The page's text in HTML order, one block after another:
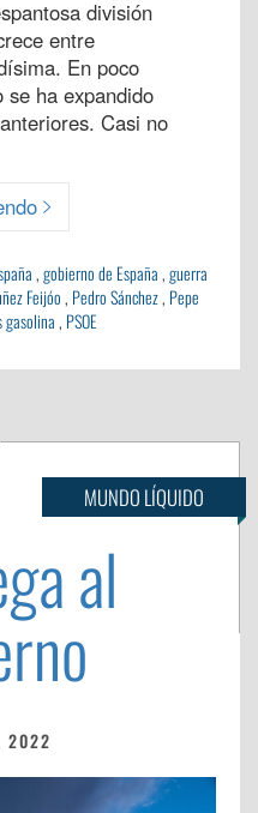
división
entre
En poco
se ha expandido
Casi no
,gobierno de España,guerra
Feijóo, Pedro Sánchez, Pepe
gasolina, PSOE
MUNDO LÍQUIDO
al
2022